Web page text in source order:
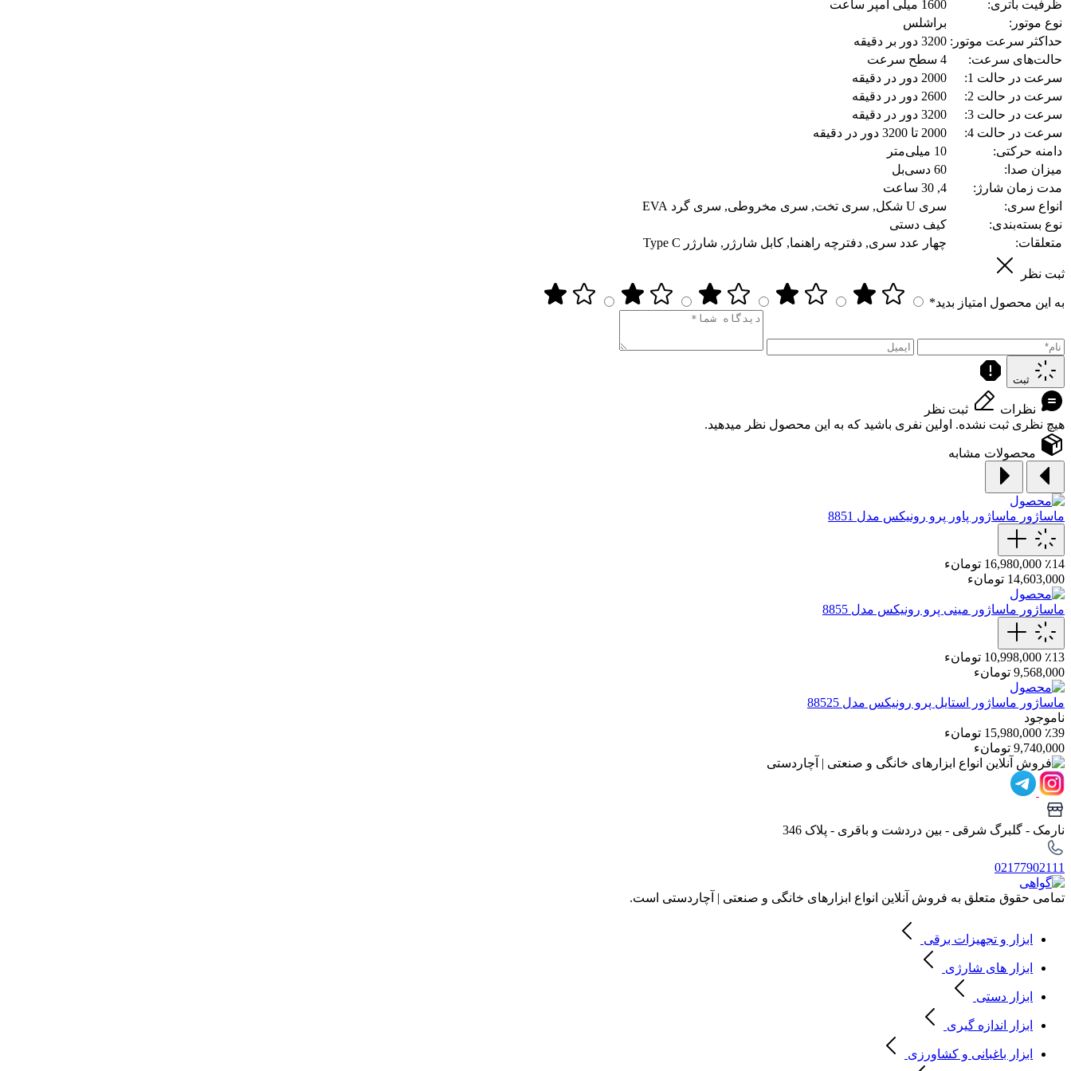
ظرفیت باتری:
1600 میلی آمپر ساعت
نوع موتور:
براشلس
حداکثر سرعت موتور: 3200 دور بر دقیقه
حالت‌های سرعت:
4 سطح سرعت
سرعت در حالت 1:
2000 دور در دقیقه
سرعت در حالت 2:
2600 دور در دقیقه
سرعت در حالت 3:
3200 دور در دقیقه
سرعت در حالت 4:
2000 تا 3200 دور در دقیقه
دامنه حرکتی:
10 میلی‌متر
میزان صدا:
60 دسی‌بل
مدت زمان شارژ:
4, 30 ساعت
انواع سری:
سری U شکل, سری تخت, سری مخروطی, سری گرد EVA
نوع بسته‌بندی:
کیف دستی
متعلقات:
چهار عدد سری, دفترچه راهنما, کابل شارژر, شارژر Type C
ثبت نظر
به این محصول امتیاز بدید*
ثبت
نظرات
ثبت نظر
هیچ نظری ثبت نشده. اولین نفری باشید که به این محصول نظر میدهید.
محصولات مشابه
ماساژور ماساژور پاور پرو رونیکس مدل 8851
٪14 16,980,000 تومانء
14,603,000 تومانء
ماساژور ماساژور مینی پرو رونیکس مدل 8855
٪13 10,998,000 تومانء
9,568,000 تومانء
ماساژور ماساژور استایل پرو رونیکس مدل 88525
ناموجود
٪39 15,980,000 تومانء
9,740,000 تومانء
نارمک - گلبرگ شرقی - بین دردشت و باقری - پلاک 346
02177902111
تمامی حقوق متعلق به فروش آنلاین انواع ابزارهای خانگی و صنعتی | آچاردستی است.
ابزار و تجهیزات برقی
ابزار های شارژی
ابزار دستی
ابزار اندازه گیری
ابزار باغبانی و کشاورزی